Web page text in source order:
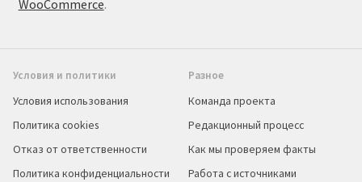
WooCommerce.
Условия и политики
Условия использования
Политика cookies
Отказ от ответственности
Политика конфиденциальности
Разное
Команда проекта
Редакционный процесс
Как мы проверяем факты
Работа с источниками